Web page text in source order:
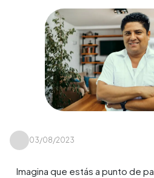
03/08/2023
Imagina que estás a punto de